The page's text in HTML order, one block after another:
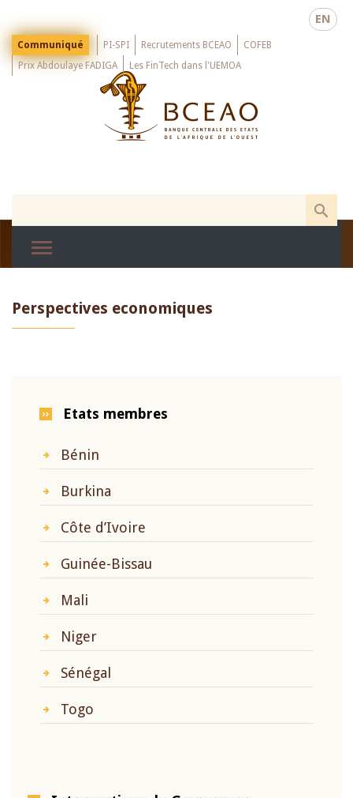
main
EN
Menu
Top
Communiqué PI-SPI Recrutements BCEAO
COFEB
Prix Abdoulaye FADIGA
Les FinTech dans l'UEMOA
Perspectives economiques
Etats membres
Bénin
Burkina
Côte d’Ivoire
Guinée-Bissau
Mali
Niger
Sénégal
Togo